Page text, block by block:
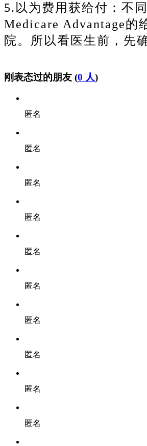
5.以为费用获给付：不
Medicare Advantage的
院。 所以看医生前，先
刚表态过的朋友 (0 人)
匿名
匿名
匿名
匿名
匿名
匿名
匿名
匿名
匿名
匿名